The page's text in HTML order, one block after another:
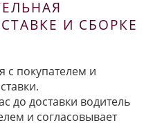
И СБОРКЕ
с покупателем и
до доставки водитель
и согласовывает